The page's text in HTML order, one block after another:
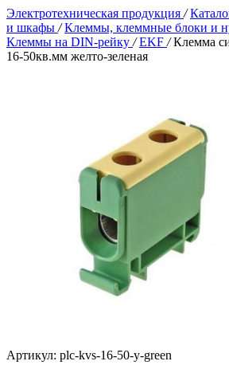
Электротехническая продукция /
и шкафы / Клеммы, клеммные блоки и
Клеммы на DIN-рейку / EKF / Клемма
16-50кв.мм желто-зеленая
Артикул: plc-kvs-16-50-y-green